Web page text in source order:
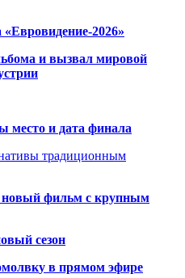
2026»
и вызвал мировой
место и дата финала
традиционным
новый фильм с крупным
сезон
у в прямом эфире